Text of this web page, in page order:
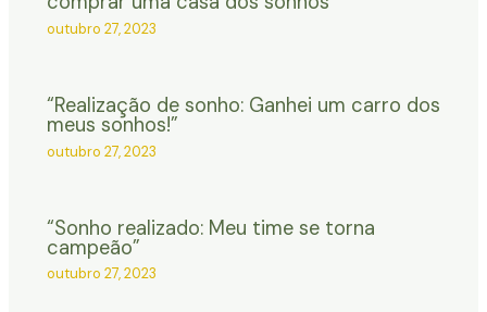
outubro 27, 2023
“Realização de sonho: Ganhei um carro dos
meus sonhos!”
outubro 27, 2023
“Sonho realizado: Meu time se torna
campeão”
outubro 27, 2023